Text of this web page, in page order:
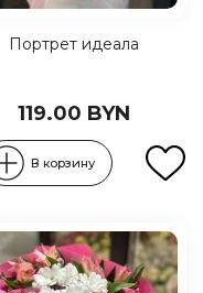
Портрет идеала
119.00 BYN
В корзину